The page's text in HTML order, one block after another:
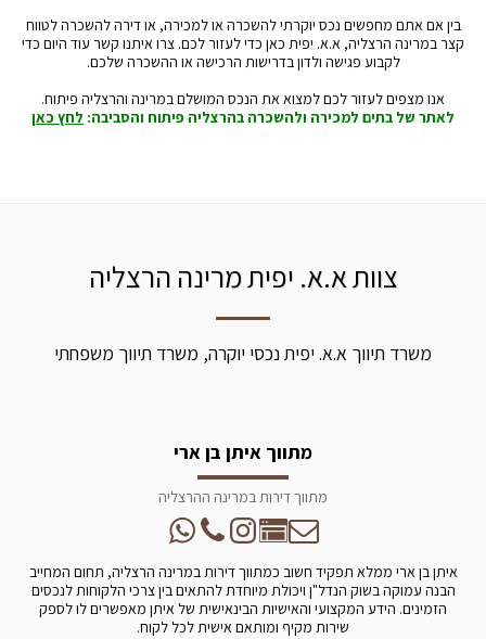
בין אם אתם מחפשים נכס יוקרתי להשכרה או למכירה, או דירה להשכרה לטווח
קצר במרינה הרצליה, א.א. יפית כאן כדי לעזור לכם. צרו איתנו קשר עוד היום כדי
לקבוע פגישה ולדון בדרישות הרכישה או ההשכרה שלכם.
אנו מצפים לעזור לכם למצוא את הנכס המושלם במרינה והרצליה פיתוח.
לאתר של בתים למכירה ולהשכרה בהרצליה פיתוח והסביבה:לחץ כאן
צוות א.א. יפית מרינה הרצליה
משרד תיווך א.א. יפית נכסי יוקרה, משרד תיווך משפחתי
מתווך איתן בן ארי
מתווך דירות במרינה ההרצליה
איתן בן ארי ממלא תפקיד חשוב כמתווך דירות במרינה הרצליה, תחום המחייב
הבנה עמוקה בשוק הנדל"ן ויכולת מיוחדת להתאים בין צרכי הלקוחות לנכסים
הזמינים. הידע המקצועי והאישיות הבינאישית של איתן מאפשרים לו לספק
שירות מקיף ומותאם אישית לכל לקוח.